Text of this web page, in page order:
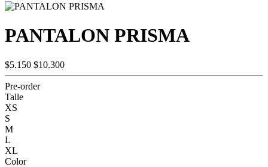
PANTALON PRISMA
$5.150 $10.300
Pre-order
Talle
XS
S
M
L
XL
Color